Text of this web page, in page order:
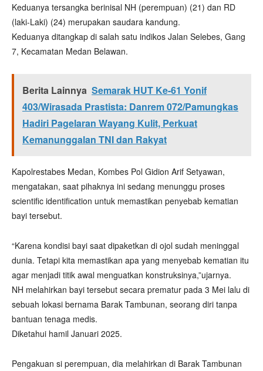
Keduanya tersangka berinisal NH (perempuan) (21) dan RD
(laki-Laki) (24) merupakan saudara kandung.
Keduanya ditangkap di salah satu indikos Jalan Selebes, Gang
7, Kecamatan Medan Belawan.
Berita Lainnya Semarak HUT Ke-61 Yonif
403/Wirasada Prastista: Danrem 072/Pamungkas
Hadiri Pagelaran Wayang Kulit, Perkuat
Kemanunggalan TNI dan Rakyat
Kapolrestabes Medan, Kombes Pol Gidion Arif Setyawan,
mengatakan, saat pihaknya ini sedang menunggu proses
scientific identification untuk memastikan penyebab kematian
bayi tersebut.
“Karena kondisi bayi saat dipaketkan di ojol sudah meninggal
dunia. Tetapi kita memastikan apa yang menyebab kematian itu
agar menjadi titik awal menguatkan konstruksinya,”ujarnya.
NH melahirkan bayi tersebut secara prematur pada 3 Mei lalu di
sebuah lokasi bernama Barak Tambunan, seorang diri tanpa
bantuan tenaga medis.
Diketahui hamil Januari 2025.
Pengakuan si perempuan, dia melahirkan di Barak Tambunan